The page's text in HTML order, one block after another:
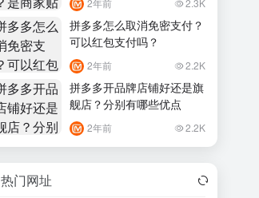
拼多多怎么取消免密支付？
可以红包支付吗？
2年前 2.2K
拼多多开品牌店铺好还是旗
舰店？分别有哪些优点
2年前 2.2K
热门网址